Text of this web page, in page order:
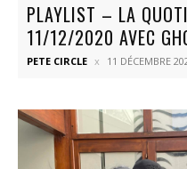
PLAYLIST – LA
11/12/2020 AVEC
PETE CIRCLE 11 DÉCEMBRE